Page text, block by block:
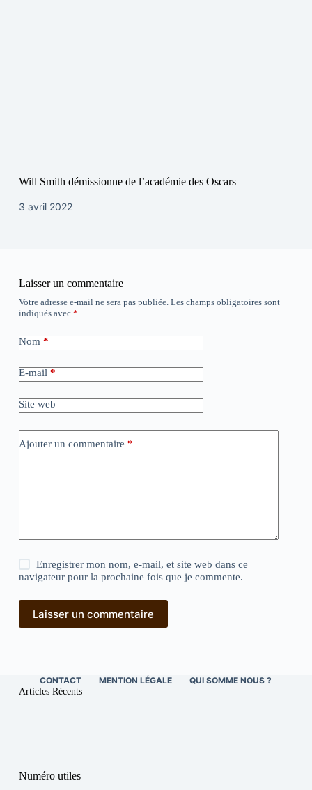
Will Smith démissionne de l’académie des Oscars
3 avril 2022
Laisser un commentaire
Votre adresse e-mail ne sera pas publiée. Les champs obligatoires sont
indiqués avec *
Nom *
E-mail *
Site web
Ajouter un commentaire *
Enregistrer mon nom, e-mail, et site web dans ce
navigateur pour la prochaine fois que je commente.
Laisser un commentaire
CONTACT MENTION LÉGALE QUI SOMME NOUS ?
Articles Récents
Numéro utiles